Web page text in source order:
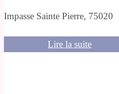
Impasse Sainte Pierre, 75020
Lire la suite